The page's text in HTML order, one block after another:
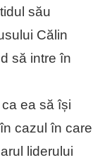
său
Călin
să intre în
ea să își
cazul în care
liderului